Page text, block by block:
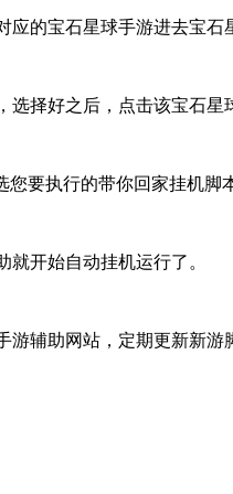
应的宝石星球手游进去宝石
择好之后，点击该宝石星
您要执行的带你回家挂机脚
开始自动挂机运行了。
辅助网站，定期更新新游